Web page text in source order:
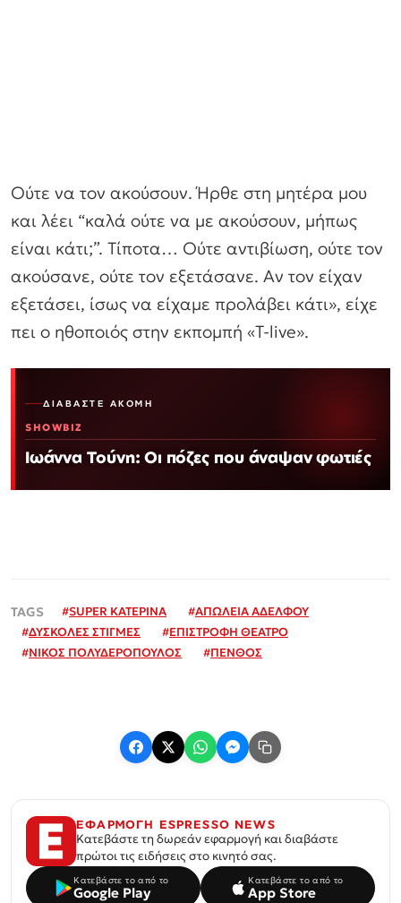
Ούτε να τον ακούσουν. Ήρθε στη μητέρα μου
και λέει “καλά ούτε να με ακούσουν, μήπως
είναι κάτι;”. Τίποτα… Ούτε αντιβίωση, ούτε τον
ακούσανε, ούτε τον εξετάσανε. Αν τον είχαν
εξετάσει, ίσως να είχαμε προλάβει κάτι», είχε
πει ο ηθοποιός στην εκπομπή «T-live».
ΔΙΑΒΆΣΤΕ ΑΚΌΜΗ
SHOWBIZ
Ιωάννα Τούνη: Οι πόζες που άναψαν φωτιές
#SUPER ΚΑΤΕΡΙΝΑ #ΑΠΩΛΕΙΑ ΑΔΕΛΦΟΥ
#ΔΥΣΚΟΛΕΣ ΣΤΙΓΜΕΣ #ΕΠΙΣΤΡΟΦΗ ΘΕΑΤΡΟ
#ΝΙΚΟΣ ΠΟΛΥΔΕΡΟΠΟΥΛΟΣ #ΠΕΝΘΟΣ
ΕΦΑΡΜΟΓΗ ESPRESSO NEWS
Κατεβάστε τη δωρεάν εφαρμογή και διαβάστε
πρώτοι τις ειδήσεις στο κινητό σας.
Κατεβάστε το από το
Google Play
Κατεβάστε το από το
App Store